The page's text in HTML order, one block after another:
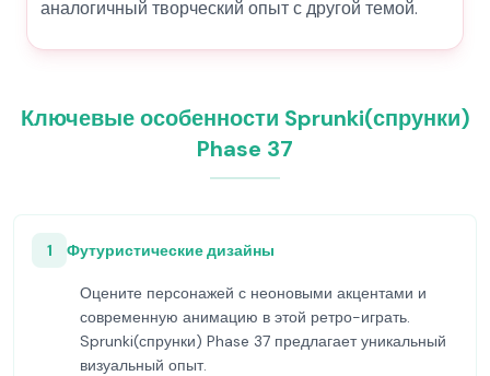
аналогичный творческий опыт с другой темой.
Ключевые особенности Sprunki(спрунки)
Phase 37
1 Футуристические дизайны
Оцените персонажей с неоновыми акцентами и
современную анимацию в этой ретро-играть.
Sprunki(спрунки) Phase 37 предлагает уникальный
визуальный опыт.